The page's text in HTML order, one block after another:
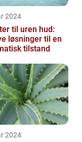
2024
til uren hud:
løsninger til en
tilstand
2024